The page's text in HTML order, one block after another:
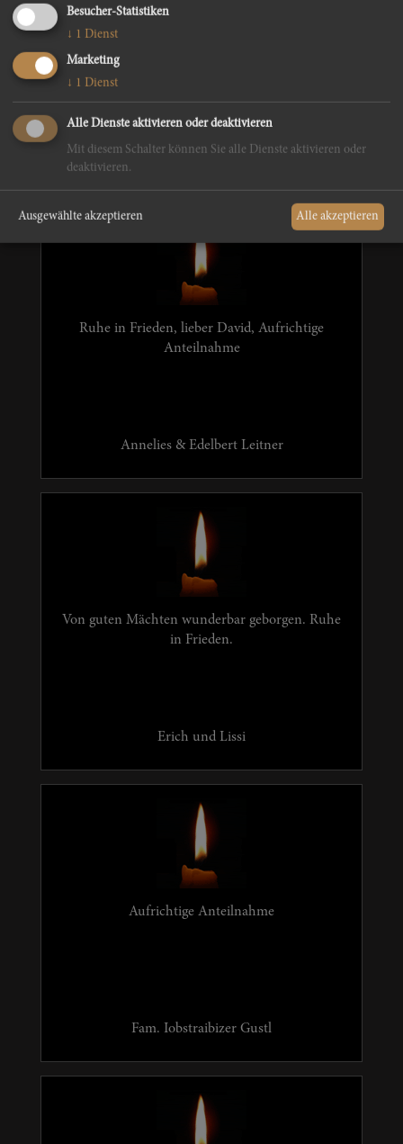
Ruhe sanft in Gottes Hand. Pfioti David
Fam.Brugger Felix
Ruhe in Frieden, lieber David, Aufrichtige
Anteilnahme
Annelies & Edelbert Leitner
Von guten Mächten wunderbar geborgen. Ruhe
in Frieden.
Erich und Lissi
Aufrichtige Anteilnahme
Fam. Iobstraibizer Gustl
Besucher-Statistiken
↓ 1 Dienst
Marketing
↓ 1 Dienst
Alle Dienste aktivieren oder deaktivieren
Mit diesem Schalter können Sie alle Dienste aktivieren oder
deaktivieren.
Ausgewählte akzeptieren Alle akzeptieren